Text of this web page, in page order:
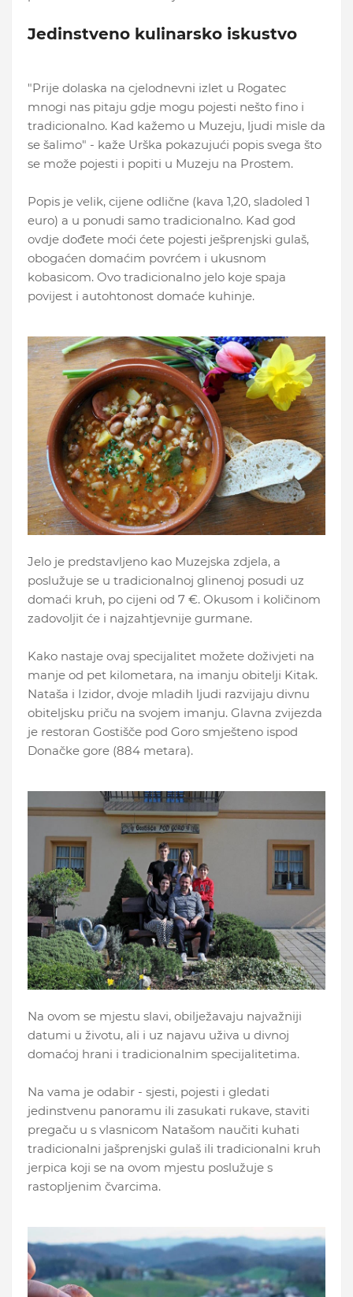
Jedinstveno kulinarsko iskustvo
"Prije dolaska na cjelodnevni izlet u Rogatec
mnogi nas pitaju gdje mogu pojesti nešto fino i
tradicionalno. Kad kažemo u Muzeju, ljudi misle da
se šalimo" - kaže Urška pokazujući popis svega što
se može pojesti i popiti u Muzeju na Prostem.
Popis je velik, cijene odlične (kava 1,20, sladoled 1
euro) a u ponudi samo tradicionalno. Kad god
ovdje dođete moći ćete pojesti ješprenjski gulaš,
obogaćen domaćim povrćem i ukusnom
kobasicom. Ovo tradicionalno jelo koje spaja
povijest i autohtonost domaće kuhinje.
Jelo je predstavljeno kao Muzejska zdjela, a
poslužuje se u tradicionalnoj glinenoj posudi uz
domaći kruh, po cijeni od 7 €. Okusom i količinom
zadovoljit će i najzahtjevnije gurmane.
Kako nastaje ovaj specijalitet možete doživjeti na
manje od pet kilometara, na imanju obitelji Kitak.
Nataša i Izidor, dvoje mladih ljudi razvijaju divnu
obiteljsku priču na svojem imanju. Glavna zvijezda
je restoran Gostišče pod Goro smješteno ispod
Donačke gore (884 metara).
Na ovom se mjestu slavi, obilježavaju najvažniji
datumi u životu, ali i uz najavu uživa u divnoj
domaćoj hrani i tradicionalnim specijalitetima.
Na vama je odabir - sjesti, pojesti i gledati
jedinstvenu panoramu ili zasukati rukave, staviti
pregaču u s vlasnicom Natašom naučiti kuhati
tradicionalni jašprenjski gulaš ili tradicionalni kruh
jerpica koji se na ovom mjestu poslužuje s
rastopljenim čvarcima.